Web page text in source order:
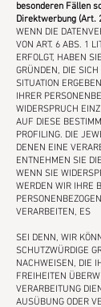
besonderen Fällen
Direktwerbung (Art.
WENN DIE
VON ART. 6 ABS. 1
ERFOLGT, HABEN
GRÜNDEN, DIE
SITUATION
IHRER
WIDERSPRUCH
AUF DIESE
PROFILING. DIE
DENEN EINE
ENTNEHMEN SIE
WENN SIE
WERDEN WIR IHRE
VERARBEITEN, ES
SEI DENN, WIR
SCHUTZWÜRDIGE
NACHWEISEN, DIE
FREIHEITEN
VERARBEITUNG
AUSÜBUNG ODER